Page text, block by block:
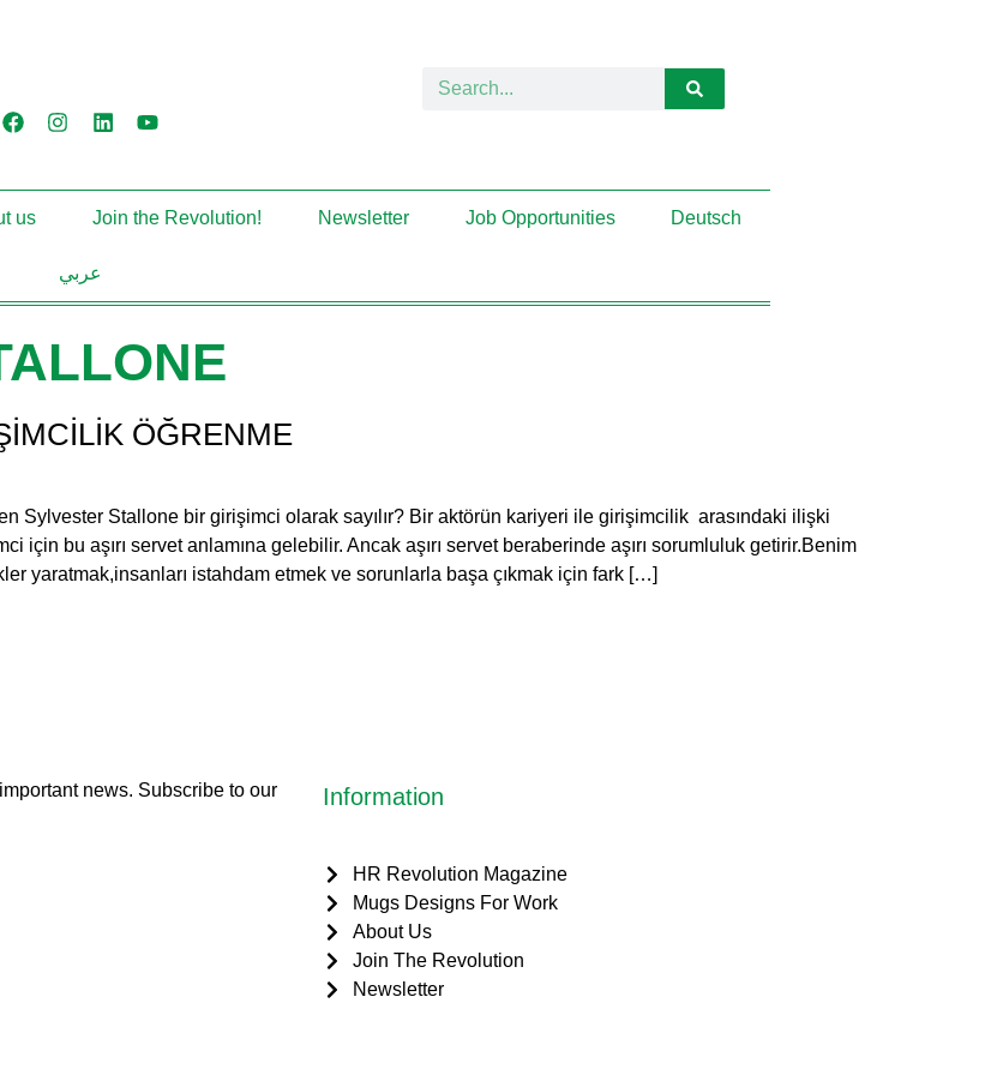
us Join the Revolution! Newsletter Job Opportunities Deutsch
عربي
ÖĞRENME
Sylvester Stallone bir girişimci olarak sayılır? Bir aktörün kariyeri ile girişimcilik arasındaki ilişki
için bu aşırı servet anlamına gelebilir. Ancak aşırı servet beraberinde aşırı sorumluluk getirir.Benim
yaratmak,insanları istahdam etmek ve sorunlarla başa çıkmak için fark […]
news. Subscribe to our
Information
HR Revolution Magazine
Mugs Designs For Work
About Us
Join The Revolution
Newsletter